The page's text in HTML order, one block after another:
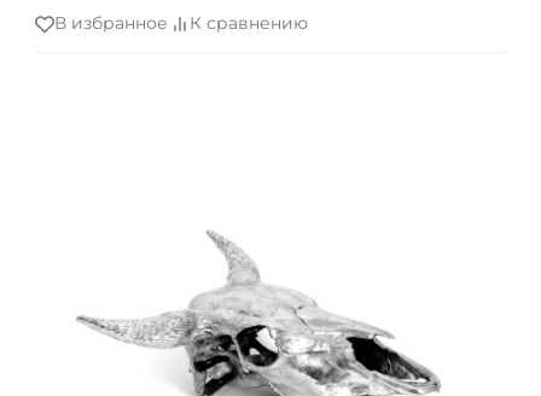
В избранное К сравнению